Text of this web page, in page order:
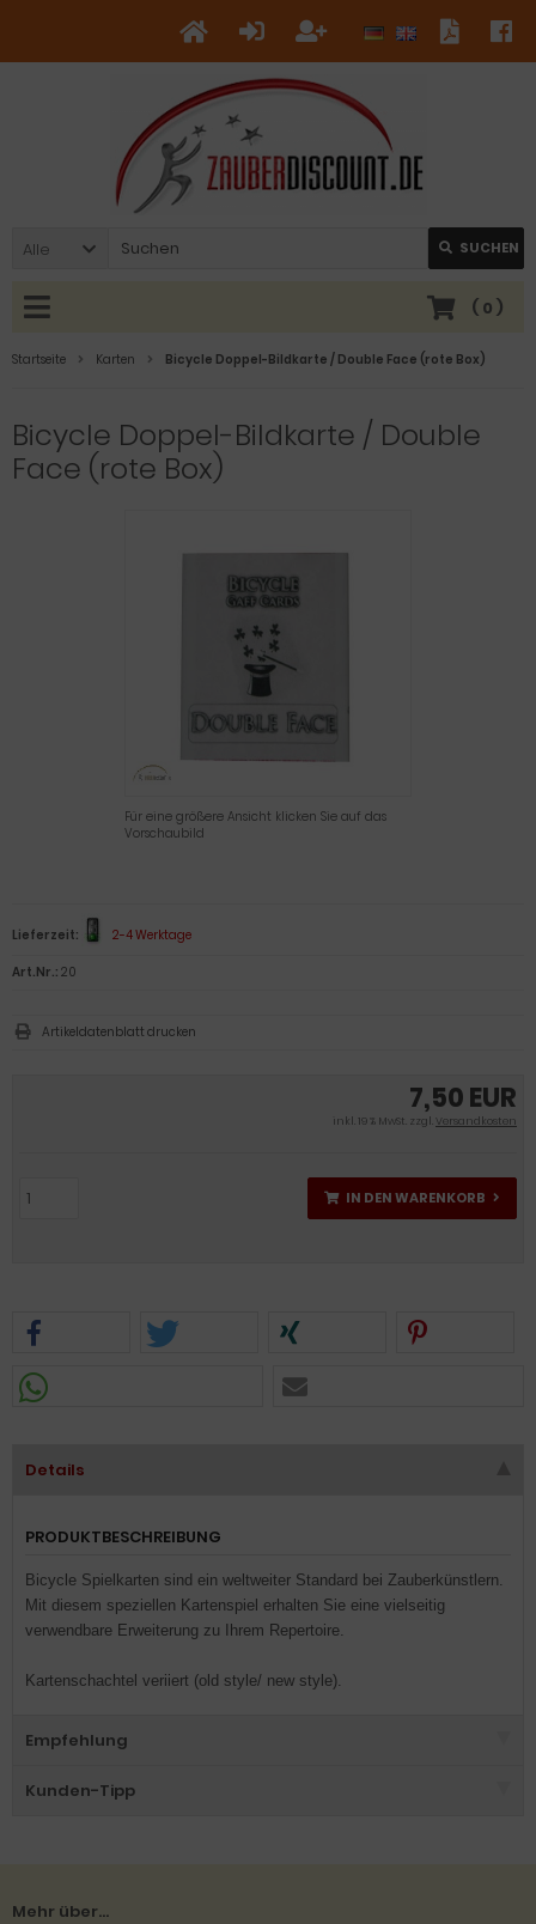
Alle SUCHEN
( 0 )
Startseite Karten Bicycle Doppel-Bildkarte / Double Face (rote Box)
Bicycle Doppel-Bildkarte / Double
Face (rote Box)
Für eine größere Ansicht klicken Sie auf das
Vorschaubild
7,50 EUR
inkl. 19 % MwSt. zzgl.Versandkosten
IN DEN WARENKORB
Lieferzeit: 2-4 Werktage
Art.Nr.: 20
Artikeldatenblatt drucken
Details
PRODUKTBESCHREIBUNG
Bicycle Spielkarten sind ein weltweiter Standard bei Zauberkünstlern.
Mit diesem speziellen Kartenspiel erhalten Sie eine vielseitig
verwendbare Erweiterung zu Ihrem Repertoire.
Kartenschachtel veriiert (old style/ new style).
Empfehlung
Kunden-Tipp
Mehr über...